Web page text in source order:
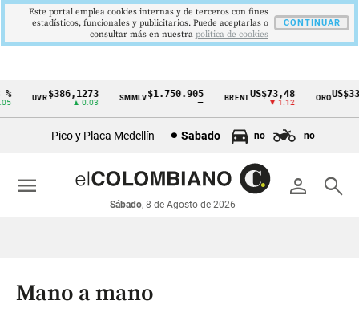
Cintillo
económicos
Colombia
UVR$386,1273
▲ 0.03
SMMLV$1.750.905 BRENTUS$73,48
▼ 1.12
ORO
Pico y Placa Medellín Sabado no no
person search
Sábado, 8 de Agosto de 2026
menu
Mano a mano
Este portal emplea cookies internas y de terceros con fines
estadísticos, funcionales y publicitarios. Puede aceptarlas o
consultar más en nuestra politica de cookies
CONTINUAR